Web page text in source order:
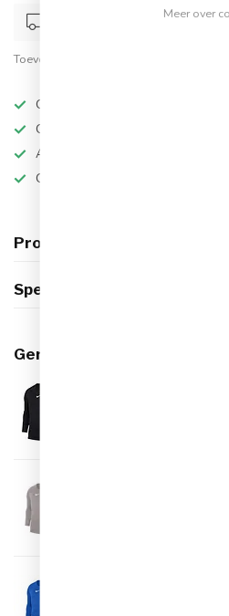
Op werkdagen voor 17.00
Toevoegen om te vergelijken
Op werkdagen besteld, dezelfde
Grote keuze in topmerken
Altijd hoge kortingen
Gratis verzending vanaf €94,95!
Productomschrijving
Specificaties
Gerelateerde producten
Meer over